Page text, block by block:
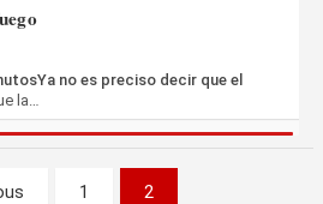
no es preciso decir que el
la…
1 2